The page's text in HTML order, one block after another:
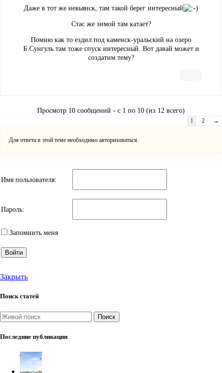
Даже в тот же невьянск, там такой берег интересный
Стас же зимой там катает?
Помню как то ездил под каменск-уральский на озеро
Б.Сунгуль там тоже спуск интересный. Вот давай может и
создатим тему?
Просмотр 10 сообщений - с 1 по 10 (из 12 всего)
1 2 →
Для ответа в этой теме необходимо авторизоваться.
Имя пользователя:
Пароль:
Запомнить меня
Войти
Закрыть
Поиск статей
Поиск
Последние публикации